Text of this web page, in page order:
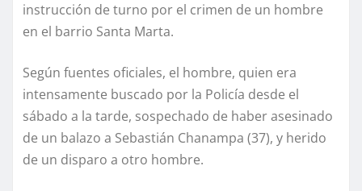
instrucción de turno por el crimen de un hombre
en el barrio Santa Marta.
Según fuentes oficiales, el hombre, quien era
intensamente buscado por la Policía desde el
sábado a la tarde, sospechado de haber asesinado
de un balazo a Sebastián Chanampa (37), y herido
de un disparo a otro hombre.